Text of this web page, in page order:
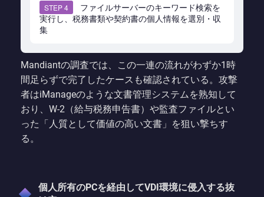
STEP 4
ファイルサーバーのキーワード検索を
実行し、税務書類や契約書の個人情報を選別・収
集
Mandiantの調査では、この一連の流れがわずか1時
間足らずで完了したケースも確認されている。攻撃
者はiManageのような文書管理システムを熟知して
おり、W-2（給与税務申告書）や監査ファイルとい
った「人質として価値の高い文書」を狙い撃ちす
る。
個人所有のPCを経由してVDI環境に侵入する抜